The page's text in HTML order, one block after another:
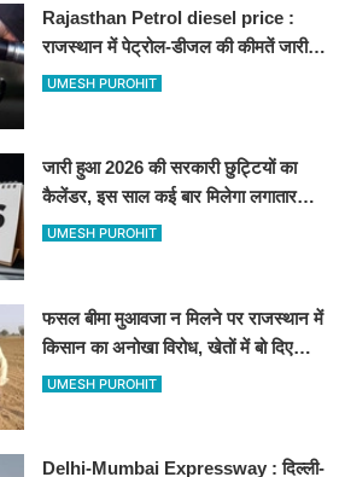
Rajasthan Petrol diesel price :
राजस्थान में पेट्रोल-डीजल की कीमतें जारी,
जानिए बीकानेर समेत पुरे प्रदेश में नए रेट
UMESH PUROHIT
जारी हुआ 2026 की सरकारी छुट्टियों का
कैलेंडर, इस साल कई बार मिलेगा लगातार
अवकाश, देखें
UMESH PUROHIT
फसल बीमा मुआवजा न मिलने पर राजस्थान में
किसान का अनोखा विरोध, खेतों में बो दिए
500-500 रुपए के नोट, वीडियो वायरल
UMESH PUROHIT
Delhi-Mumbai Expressway : दिल्ली-